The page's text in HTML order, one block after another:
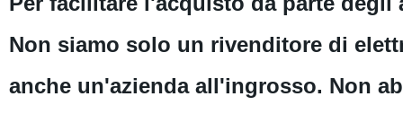
Non siamo solo un rivenditore di
anche un'azienda all'ingrosso. Non